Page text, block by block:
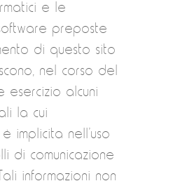
e le
preposte
di questo sito
nel corso del
esercizio alcuni
la cui
implicita nell’uso
di comunicazione
informazioni non